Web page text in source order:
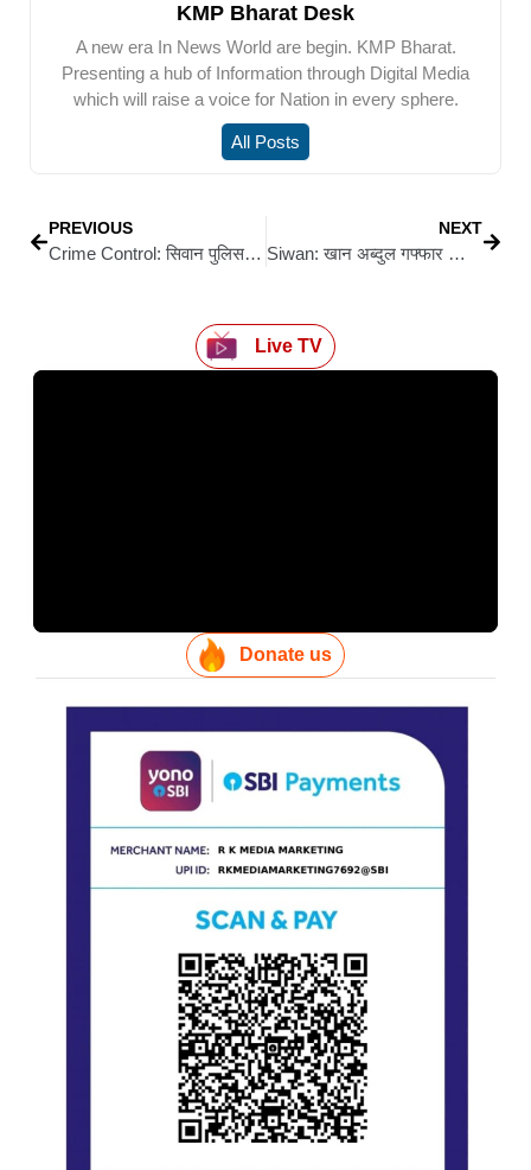
KMP Bharat Desk
A new era In News World are begin. KMP Bharat.
Presenting a hub of Information through Digital Media
which will raise a voice for Nation in every sphere.
All Posts
PREVIOUS
Crime Control: सिवान पुलिस की दो बड़ी कामयाबियां, स्मैक तस्करी से लेकर अवैध हथियार तक का भंडाफोड़
NEXT
Siwan: खान अब्दुल गफ्फार खान की जयंती पर संगोष्ठी, वक्ताओं ने कहा– अहिंसा और भाईचारा ही आज के भारत की जरूरत
Live TV
Donate us